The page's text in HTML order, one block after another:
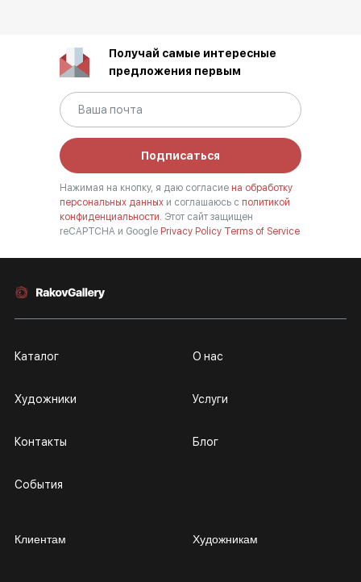
Получай самые интересные
предложения первым
Подписаться
Нажимая на кнопку, я даю согласие на обработку
персональных данных и соглашаюсь с политикой
конфиденциальности. Этот сайт защищен
reCAPTCHA и Google Privacy Policy Terms of Service
Каталог
Художники
Контакты
События
О нас
Услуги
Блог
Клиентам Художникам